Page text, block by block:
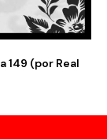
149 (por Real